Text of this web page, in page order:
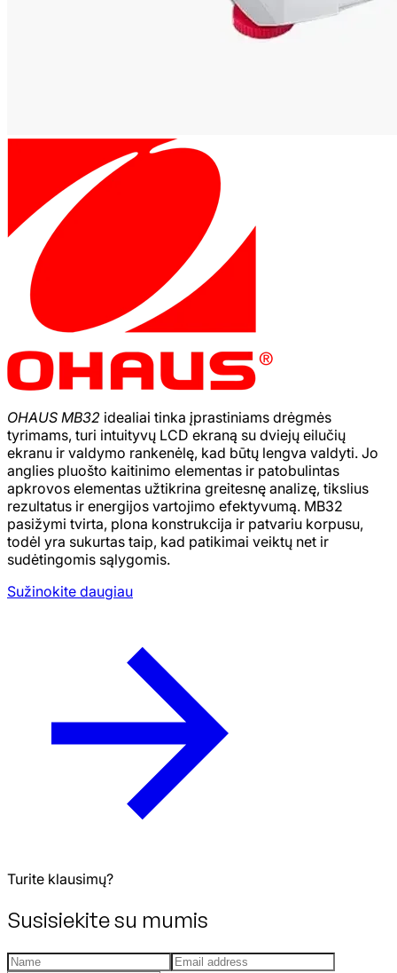
OHAUS MB32 idealiai tinka įprastiniams drėgmės
tyrimams, turi intuityvų LCD ekraną su dviejų eilučių
ekranu ir valdymo rankenėlę, kad būtų lengva valdyti. Jo
anglies pluošto kaitinimo elementas ir patobulintas
apkrovos elementas užtikrina greitesnę analizę, tikslius
rezultatus ir energijos vartojimo efektyvumą. MB32
pasižymi tvirta, plona konstrukcija ir patvariu korpusu,
todėl yra sukurtas taip, kad patikimai veiktų net ir
sudėtingomis sąlygomis.
Sužinokite daugiau
Turite klausimų?
Susisiekite su mumis